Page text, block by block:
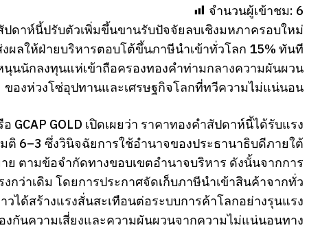
จำนวนผู้เข้าชม: 6
ปดาห์นี้ปรับตัวเพิ่มขึ้นขานรับปัจจัยลบเชิงมหภาครอบใหม่
ผลให้ฝ่ายบริหารตอบโต้ขึ้นภาษีนำเข้าทั่วโลก 15% ทันที
นนักลงทุนแห่เข้าถือครองทองคำท่ามกลางความผันผวน
ของห่วงโซ่อุปทานและเศรษฐกิจโลกที่ทวีความไม่แน่นอน
GOLD เปิดเผยว่า ราคาทองคำสัปดาห์นี้ได้รับแรง
6–3 ซึ่งวินิจฉัยการใช้อำนาจของประธานาธิบดีภายใต้
ตามข้อจำกัดทางขอบเขตอำนาจบริหาร ดังนั้นจากการ
ว่าเดิม โดยการประกาศจัดเก็บภาษีนำเข้าสินค้าจากทั่ว
ได้สร้างแรงสั่นสะเทือนต่อระบบการค้าโลกอย่างรุนแรง
งกันความเสี่ยงและความผันผวนจากความไม่แน่นอนทาง